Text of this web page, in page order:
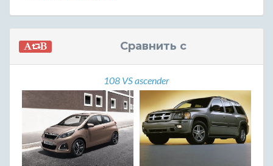
Сравнить с
108 VS ascender